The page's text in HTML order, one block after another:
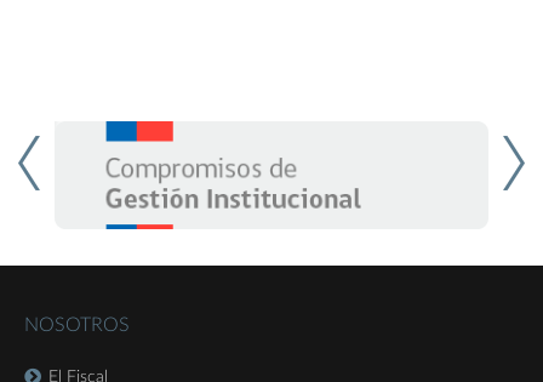
NOSOTROS
El Fiscal